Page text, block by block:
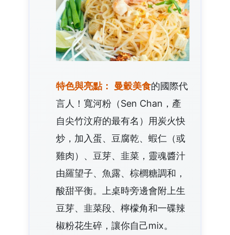
特色與亮點： 曼穀美食的國際代
言人！寬河粉（Sen Chan，產
自尖竹汶府的最有名）用炭火快
炒，加入蛋、豆腐乾、蝦仁（或
雞肉）、豆芽、韭菜，靈魂醬汁
由羅望子、魚露、棕櫚糖調和，
酸甜平衡。上桌時旁邊會附上生
豆芽、韭菜段、檸檬角和一碟辣
椒粉花生碎，讓你自己mix。